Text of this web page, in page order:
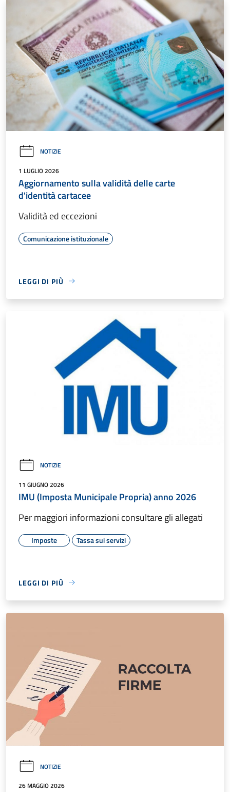
NOTIZIE
1 LUGLIO 2026
Aggiornamento sulla validità delle carte
d'identità cartacee
Validità ed eccezioni
Comunicazione istituzionale
LEGGI DI PIÙ
NOTIZIE
11 GIUGNO 2026
IMU (Imposta Municipale Propria) anno 2026
Per maggiori informazioni consultare gli allegati
Imposte Tassa sui servizi
LEGGI DI PIÙ
NOTIZIE
26 MAGGIO 2026